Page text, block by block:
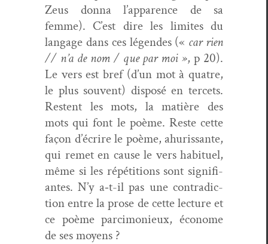
Zeus don­na l’apparence de sa
femme). C’est dire les lim­ites du
lan­gage dans ces légen­des (« car rien
// n’a de nom / que par moi », p 20).
Le vers est bref (d’un mot à qua­tre,
le plus sou­vent) dis­posé en ter­cets.
Restent les mots, la matière des
mots qui font le poème. Reste cette
façon d’écrire le poème, ahuris­sante,
qui remet en cause le vers habituel,
même si les répéti­tions sont sig­nifi­
antes. N’y a‑t-il pas une con­tra­dic­
tion entre la prose de cette lec­ture et
ce poème parci­monieux, économe
de ses moyens ?